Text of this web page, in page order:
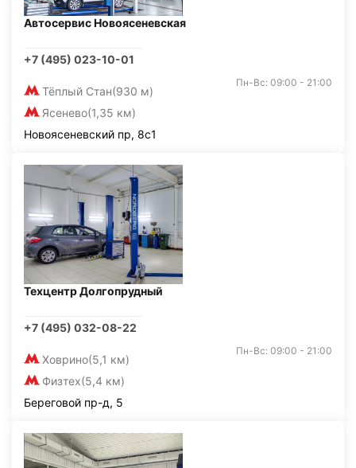
Автосервис Новоясеневская
+7 (495) 023-10-01
Тёплый Стан(930 м)
Ясенево(1,35 км)
Пн-Вс: 09:00 - 21:00
Новоясеневский пр, 8с1
Техцентр Долгопрудный
+7 (495) 032-08-22
Ховрино(5,1 км)
Физтех(5,4 км)
Пн-Вс: 09:00 - 21:00
Береговой пр-д, 5